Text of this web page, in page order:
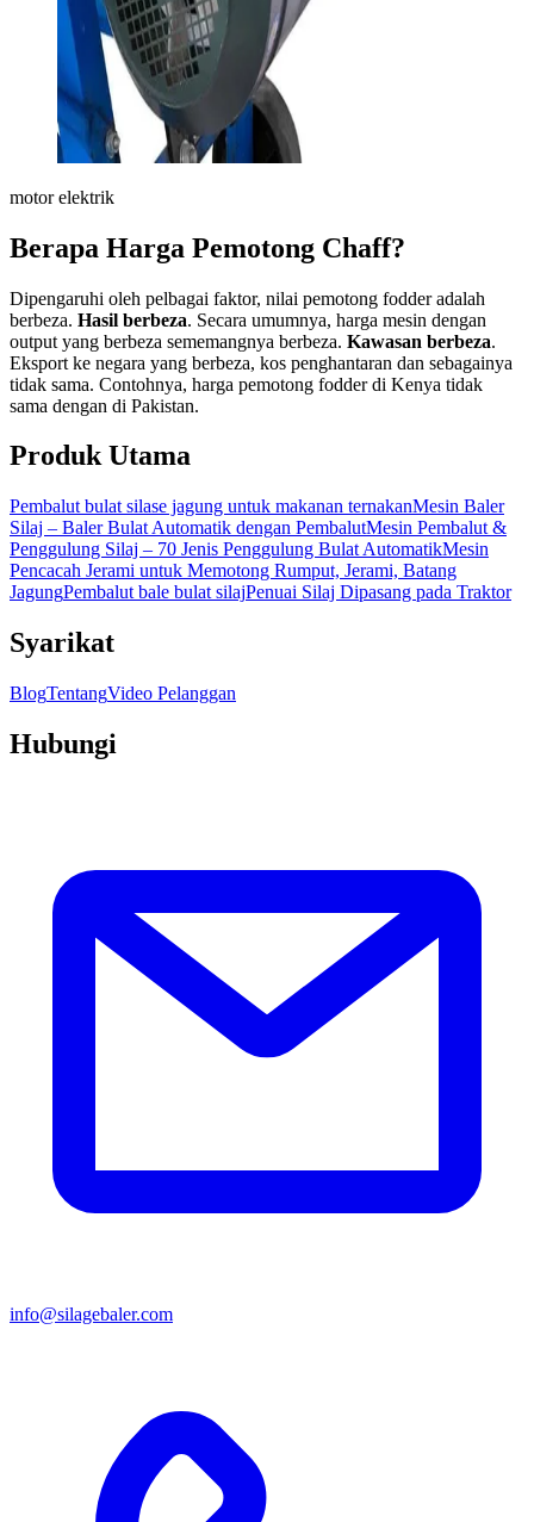
motor elektrik
Berapa Harga Pemotong Chaff?
Dipengaruhi oleh pelbagai faktor, nilai pemotong fodder adalah
berbeza. Hasil berbeza. Secara umumnya, harga mesin dengan
output yang berbeza sememangnya berbeza. Kawasan berbeza.
Eksport ke negara yang berbeza, kos penghantaran dan sebagainya
tidak sama. Contohnya, harga pemotong fodder di Kenya tidak
sama dengan di Pakistan.
Produk Utama
Pembalut bulat silase jagung untuk makanan ternakanMesin Baler
Silaj – Baler Bulat Automatik dengan PembalutMesin Pembalut &
Penggulung Silaj – 70 Jenis Penggulung Bulat AutomatikMesin
Pencacah Jerami untuk Memotong Rumput, Jerami, Batang
JagungPembalut bale bulat silajPenuai Silaj Dipasang pada Traktor
Syarikat
BlogTentangVideo Pelanggan
Hubungi
info@silagebaler.com